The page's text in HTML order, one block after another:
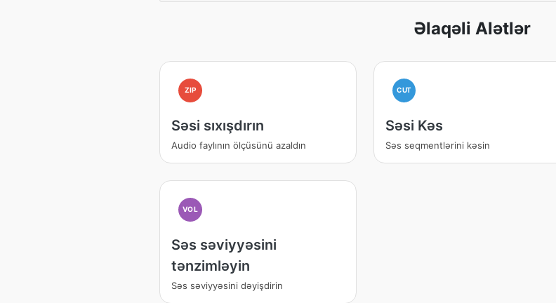
Əlaqəli Alətlər
ZIP
Səsi sıxışdırın
Audio faylının ölçüsünü azaldın
CUT
Səsi Kəs
Səs seqmentlərini kəsin
VOL
Səs səviyyəsini
tənzimləyin
Səs səviyyəsini dəyişdirin